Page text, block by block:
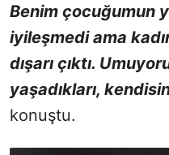
Benim çocuğumun
iyileşmedi ama
dışarı çıktı.
yaşadıkları,
konuştu.